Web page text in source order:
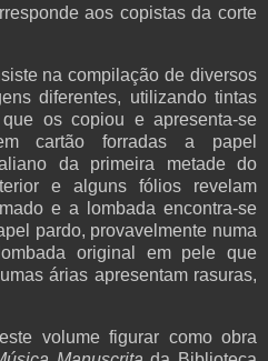
aos copistas da corte
na compilação de diversos
diferentes, utilizando tintas
os copiou e apresenta-se
cartão forradas a papel
da primeira metade do
e alguns fólios revelam
e a lombada encontra-se
pardo, provavelmente numa
original em pele que
árias apresentam rasuras,
volume figurar como obra